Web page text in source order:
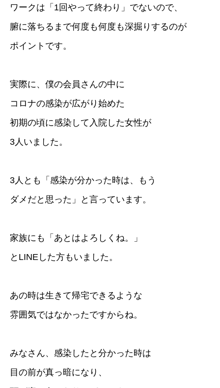
ワークは「1回やって終わり」でないので、
腑に落ちるまで何度も何度も深掘りするのが
ポイントです。
実際に、僕の会員さんの中に
コロナの感染が広がり始めた
初期の頃に感染して入院した女性が
3人いました。
3人とも「感染が分かった時は、もう
ダメだと思った」と言っています。
家族にも「あとはよろしくね。」
とLINEした方もいました。
あの時は生きて帰宅できるような
雰囲気ではなかったですからね。
みなさん、感染したと分かった時は
目の前が真っ暗になり、